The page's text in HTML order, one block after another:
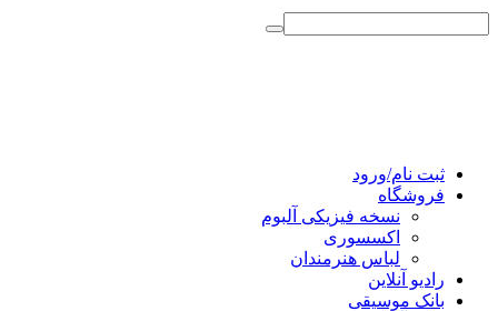
ثبت نام/ورود
فروشگاه
نسخه فیزیکی آلبوم
اکسسوری
لباس هنرمندان
رادیو آنلاین
بانک موسیقی